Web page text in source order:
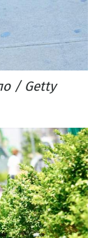
/ Getty